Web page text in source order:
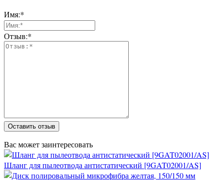
Имя:*
Отзыв:*
Оставить отзыв
Вас может заинтересовать
Шланг для пылеотвода антистатический [9GAT02001/AS]